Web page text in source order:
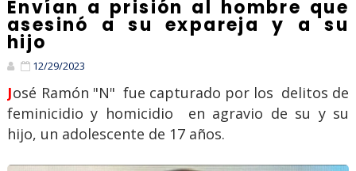
Envían a prisión al hombre que
asesinó a su expareja y a su
hijo
12/29/2023
José Ramón "N" fue capturado por los delitos de
feminicidio y homicidio en agravio de su y su
hijo, un adolescente de 17 años.